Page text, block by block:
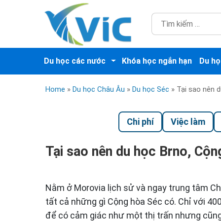
Du học các nước Khóa học ngắn hạn Du
Home » Du học Châu Âu » Du học Séc » Tại sao nên
Chi phí Việc làm
Tại sao nên du học Brno,
Nằm ở Morovia lịch sử và ngay trung tâm
tất cả những gì Cộng hòa Séc có. Chỉ với
để có cảm giác như một thị trấn nhưng